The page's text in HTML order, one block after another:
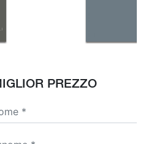
PREZZO